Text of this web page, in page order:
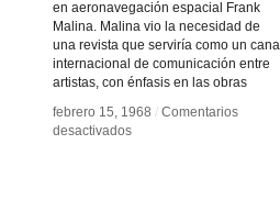
en aeronavegación espacial Frank
Malina. Malina vio la necesidad de
una revista que serviría como un canal
internacional de comunicación entre
artistas, con énfasis en las obras
febrero 15, 1968 / Comentarios
desactivadosen
febrero 15, 1968 / Comentarios
desactivadosen